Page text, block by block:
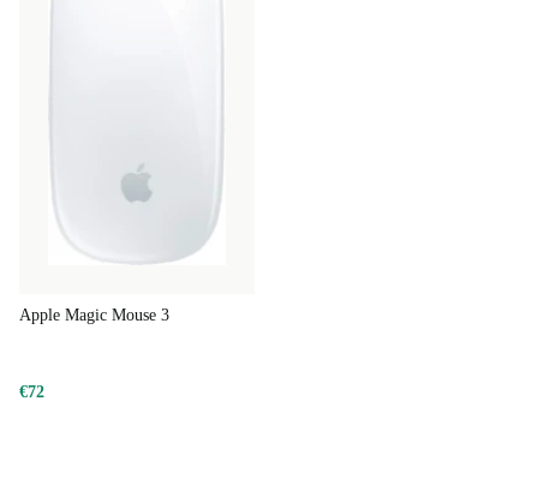
Apple Magic Mouse 3
€72